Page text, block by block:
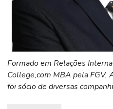
Formado em Relações
College,com MBA pela FGV,
foi sócio de diversas